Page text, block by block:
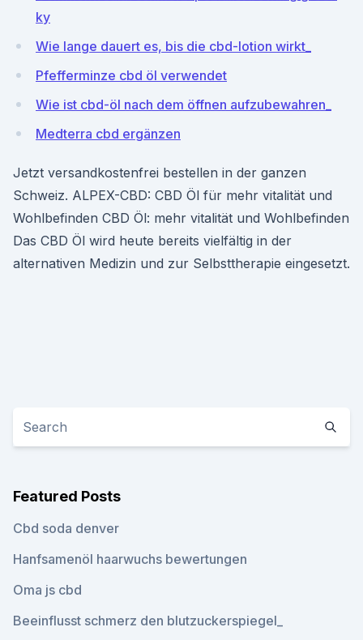
ky
Wie lange dauert es, bis die cbd-lotion wirkt_
Pfefferminze cbd öl verwendet
Wie ist cbd-öl nach dem öffnen aufzubewahren_
Medterra cbd ergänzen
Jetzt versandkostenfrei bestellen in der ganzen
Schweiz. ALPEX-CBD: CBD Öl für mehr vitalität und
Wohlbefinden CBD Öl: mehr vitalität und Wohlbefinden
Das CBD Öl wird heute bereits vielfältig in der
alternativen Medizin und zur Selbsttherapie eingesetzt.
Featured Posts
Cbd soda denver
Hanfsamenöl haarwuchs bewertungen
Oma js cbd
Beeinflusst schmerz den blutzuckerspiegel_